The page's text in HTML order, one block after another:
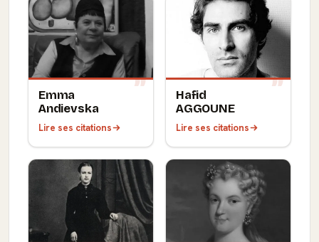
Emma
Andievska
Lire ses citations
Hafid
AGGOUNE
Lire ses citations